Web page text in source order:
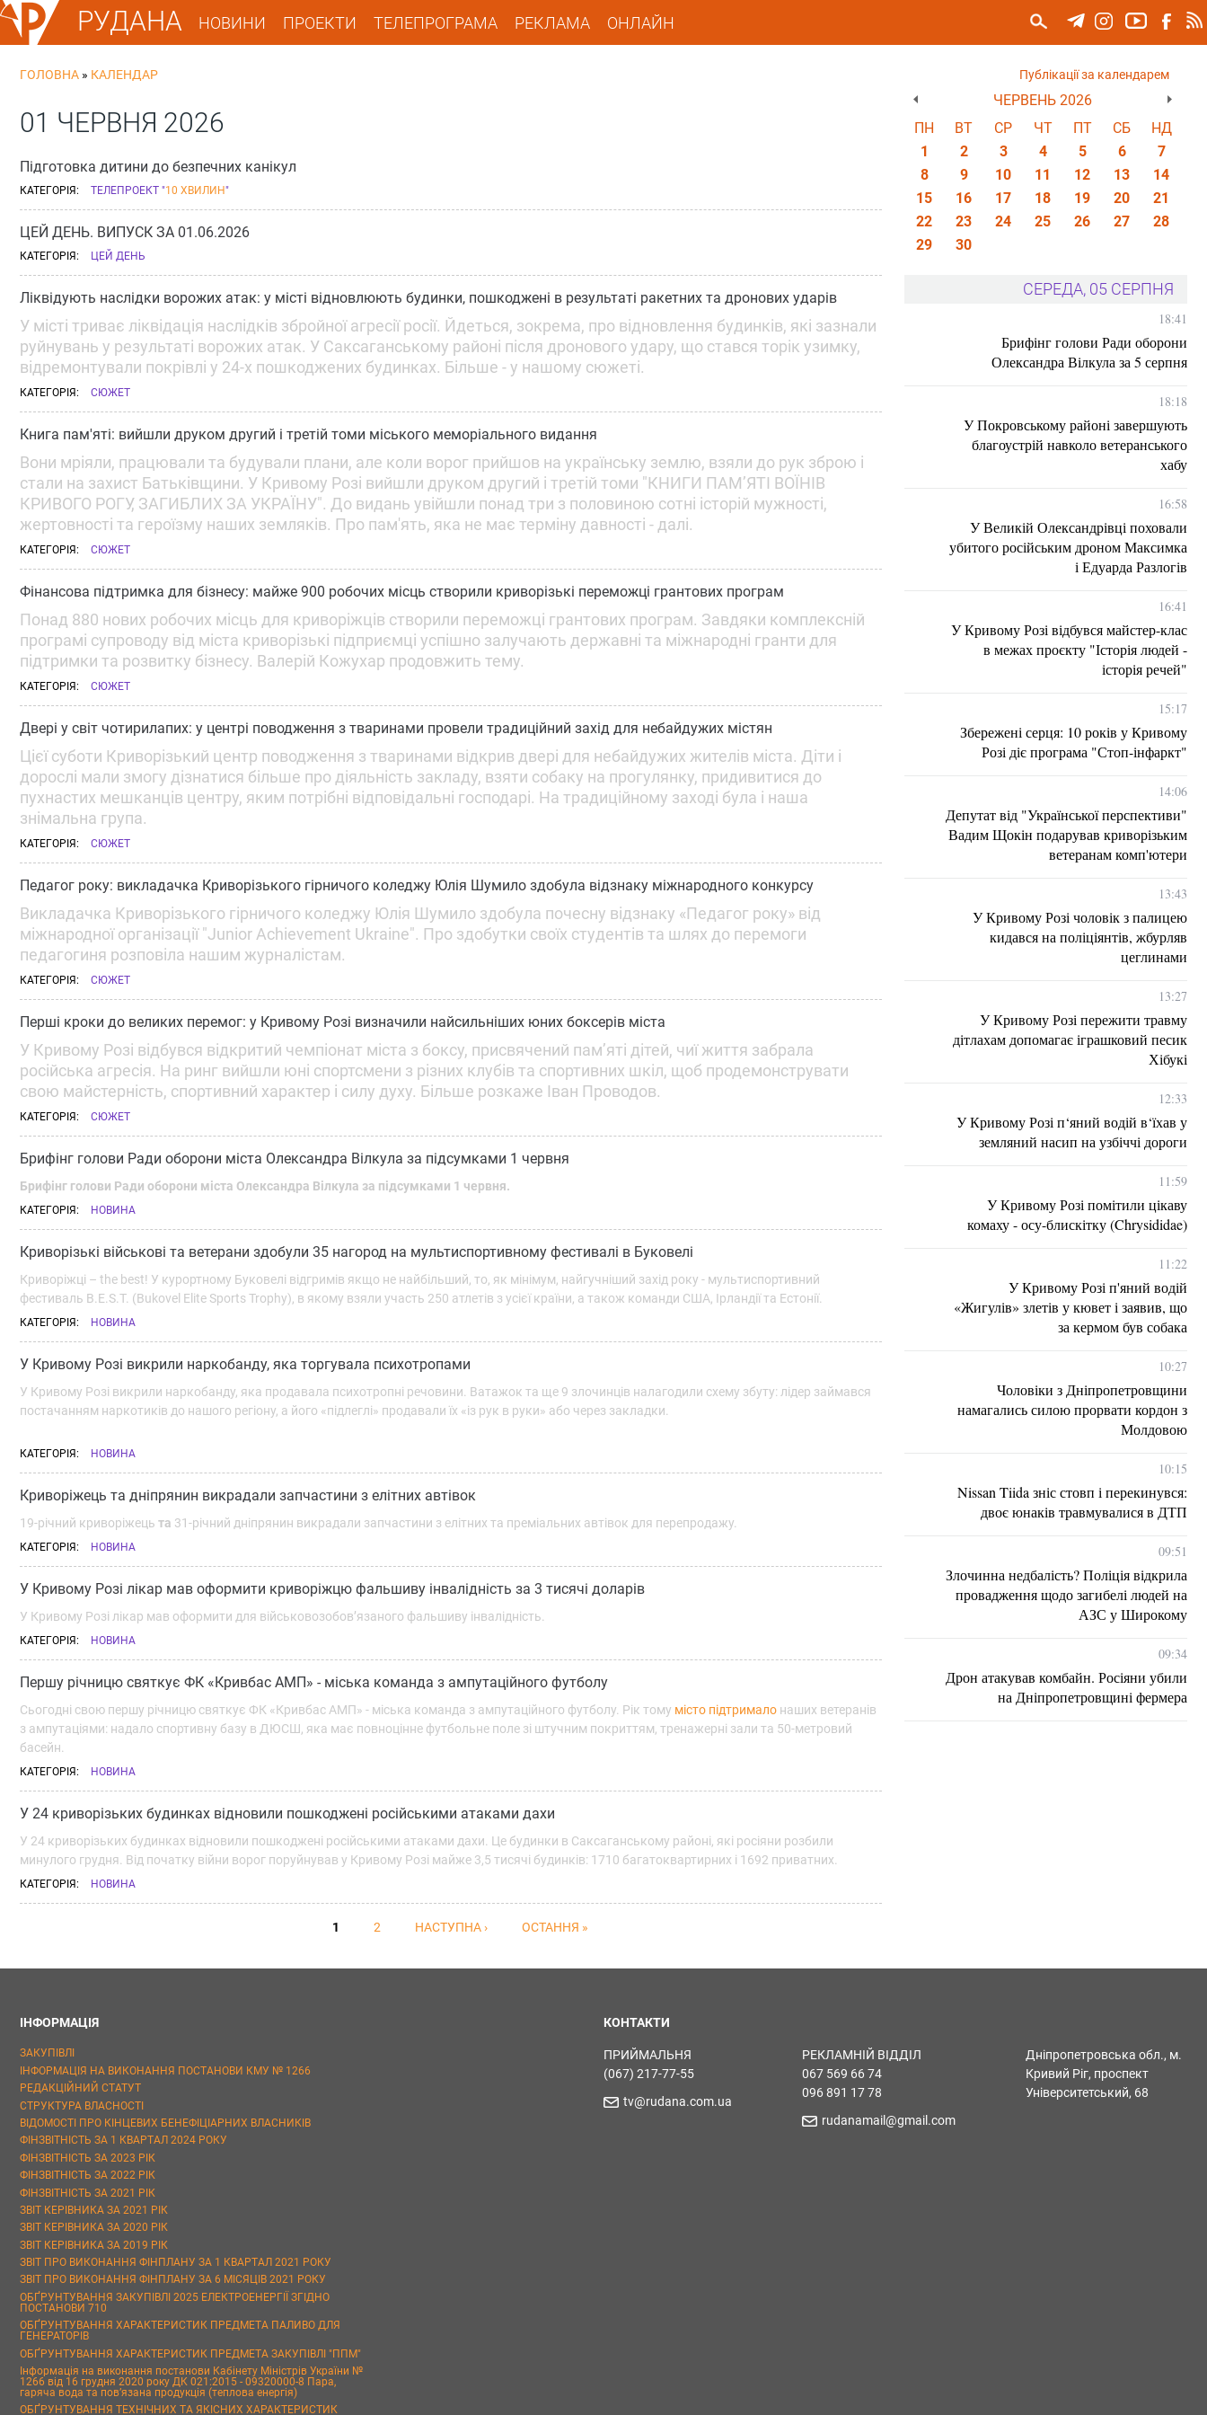
РУДАНА НОВИНИ ПРОЕКТИ ТЕЛЕПРОГРАМА РЕКЛАМА ОНЛАЙН
ГОЛОВНА » КАЛЕНДАР
01 ЧЕРВНЯ 2026
Підготовка дитини до безпечних канікул
КАТЕГОРІЯ: ТЕЛЕПРОЕКТ "10 ХВИЛИН"
ЦЕЙ ДЕНЬ. ВИПУСК ЗА 01.06.2026
КАТЕГОРІЯ: ЦЕЙ ДЕНЬ
Ліквідують наслідки ворожих атак: у місті відновлюють будинки, пошкоджені в результаті ракетних та дронових ударів
У місті триває ліквідація наслідків збройної агресії росії. Йдеться, зокрема, про відновлення будинків, які зазнали
руйнувань у результаті ворожих атак. У Саксаганському районі після дронового удару, що стався торік узимку,
відремонтували покрівлі у 24-х пошкоджених будинках. Більше - у нашому сюжеті.
КАТЕГОРІЯ: СЮЖЕТ
Книга пам'яті: вийшли друком другий і третій томи міського меморіального видання
Вони мріяли, працювали та будували плани, але коли ворог прийшов на українську землю, взяли до рук зброю і
стали на захист Батьківщини. У Кривому Розі вийшли друком другий і третій томи "КНИГИ ПАМ’ЯТІ ВОЇНІВ
КРИВОГО РОГУ, ЗАГИБЛИХ ЗА УКРАЇНУ". До видань увійшли понад три з половиною сотні історій мужності,
жертовності та героїзму наших земляків. Про пам'ять, яка не має терміну давності - далі.
КАТЕГОРІЯ: СЮЖЕТ
Фінансова підтримка для бізнесу: майже 900 робочих місць створили криворізькі переможці грантових програм
Понад 880 нових робочих місць для криворіжців створили переможці грантових програм. Завдяки комплексній
програмі супроводу від міста криворізькі підприємці успішно залучають державні та міжнародні гранти для
підтримки та розвитку бізнесу. Валерій Кожухар продовжить тему.
КАТЕГОРІЯ: СЮЖЕТ
Двері у світ чотирилапих: у центрі поводження з тваринами провели традиційний захід для небайдужих містян
Цієї суботи Криворізький центр поводження з тваринами відкрив двері для небайдужих жителів міста. Діти і
дорослі мали змогу дізнатися більше про діяльність закладу, взяти собаку на прогулянку, придивитися до
пухнастих мешканців центру, яким потрібні відповідальні господарі. На традиційному заході була і наша
знімальна група.
КАТЕГОРІЯ: СЮЖЕТ
Педагог року: викладачка Криворізького гірничого коледжу Юлія Шумило здобула відзнаку міжнародного конкурсу
Викладачка Криворізького гірничого коледжу Юлія Шумило здобула почесну відзнаку «Педагог року» від
міжнародної організації "Junior Achievement Ukraine". Про здобутки своїх студентів та шлях до перемоги
педагогиня розповіла нашим журналістам.
КАТЕГОРІЯ: СЮЖЕТ
Перші кроки до великих перемог: у Кривому Розі визначили найсильніших юних боксерів міста
У Кривому Розі відбувся відкритий чемпіонат міста з боксу, присвячений пам’яті дітей, чиї життя забрала
російська агресія. На ринг вийшли юні спортсмени з різних клубів та спортивних шкіл, щоб продемонструвати
свою майстерність, спортивний характер і силу духу. Більше розкаже Іван Проводов.
КАТЕГОРІЯ: СЮЖЕТ
Брифінг голови Ради оборони міста Олександра Вілкула за підсумками 1 червня
Брифінг голови Ради оборони міста Олександра Вілкула за підсумками 1 червня.
КАТЕГОРІЯ: НОВИНА
Криворізькі військові та ветерани здобули 35 нагород на мультиспортивному фестивалі в Буковелі
Криворіжці – the best! У курортному Буковелі відгримів якщо не найбільший, то, як мінімум, найгучніший захід року - мультиспортивний
фестиваль B.E.S.T. (Bukovel Elite Sports Trophy), в якому взяли участь 250 атлетів з усієї країни, а також команди США, Ірландії та Естонії.
КАТЕГОРІЯ: НОВИНА
У Кривому Розі викрили наркобанду, яка торгувала психотропами
У Кривому Розі викрили наркобанду, яка продавала психотропні речовини. Ватажок та ще 9 злочинців налагодили схему збуту: лідер займався
постачанням наркотиків до нашого регіону, а його «підлеглі» продавали їх «із рук в руки» або через закладки.
КАТЕГОРІЯ: НОВИНА
Криворіжець та дніпрянин викрадали запчастини з елітних автівок
19-річний криворіжець та 31-річний дніпрянин викрадали запчастини з елітних та преміальних автівок для перепродажу.
КАТЕГОРІЯ: НОВИНА
У Кривому Розі лікар мав оформити криворіжцю фальшиву інвалідність за 3 тисячі доларів
У Кривому Розі лікар мав оформити для військовозобов’язаного фальшиву інвалідність.
КАТЕГОРІЯ: НОВИНА
Першу річницю святкує ФК «Кривбас АМП» - міська команда з ампутаційного футболу
Сьогодні свою першу річницю святкує ФК «Кривбас АМП» - міська команда з ампутаційного футболу. Рік тому місто підтримало наших ветеранів
з ампутаціями: надало спортивну базу в ДЮСШ, яка має повноцінне футбольне поле зі штучним покриттям, тренажерні зали та 50-метровий
басейн.
КАТЕГОРІЯ: НОВИНА
У 24 криворізьких будинках відновили пошкоджені російськими атаками дахи
У 24 криворізьких будинках відновили пошкоджені російськими атаками дахи. Це будинки в Саксаганському районі, які росіяни розбили
минулого грудня. Від початку війни ворог поруйнував у Кривому Розі майже 3,5 тисячі будинків: 1710 багатоквартирних і 1692 приватних.
КАТЕГОРІЯ: НОВИНА
1 2 НАСТУПНА › ОСТАННЯ »
Публікації за календарем
ЧЕРВЕНЬ 2026
ПН
ВТ СР ЧТ ПТ СБ
НД
1
2 3 4 5 6
7
8
9 10 11 12 13
14
15
16 17 18 19 20
21
22
23 24 25 26 27
28
29
30
СЕРЕДА, 05 СЕРПНЯ
18:41
Брифінг голови Ради оборони
Олександра Вілкула за 5 серпня
18:18
У Покровському районі завершують
благоустрій навколо ветеранського
хабу
16:58
У Великій Олександрівці поховали
убитого російським дроном Максимка
і Едуарда Разлогів
16:41
У Кривому Розі відбувся майстер-клас
в межах проєкту "Історія людей -
історія речей"
15:17
Збережені серця: 10 років у Кривому
Розі діє програма "Стоп-інфаркт"
14:06
Депутат від "Української перспективи"
Вадим Щокін подарував криворізьким
ветеранам комп'ютери
13:43
У Кривому Розі чоловік з палицею
кидався на поліціянтів, жбурляв
цеглинами
13:27
У Кривому Розі пережити травму
дітлахам допомагає іграшковий песик
Хібукі
12:33
У Кривому Розі п‘яний водій в‘їхав у
земляний насип на узбіччі дороги
11:59
У Кривому Розі помітили цікаву
комаху - осу-блискітку (Chrysididae)
11:22
У Кривому Розі п'яний водій
«Жигулів» злетів у кювет і заявив, що
за кермом був собака
10:27
Чоловіки з Дніпропетровщини
намагались силою прорвати кордон з
Молдовою
10:15
Nissan Tiida зніс стовп і перекинувся:
двоє юнаків травмувалися в ДТП
09:51
Злочинна недбалість? Поліція відкрила
провадження щодо загибелі людей на
АЗС у Широкому
09:34
Дрон атакував комбайн. Росіяни убили
на Дніпропетровщині фермера
ІНФОРМАЦІЯ
ЗАКУПІВЛІ
ІНФОРМАЦІЯ НА ВИКОНАННЯ ПОСТАНОВИ КМУ № 1266
РЕДАКЦІЙНИЙ СТАТУТ
СТРУКТУРА ВЛАСНОСТІ
ВІДОМОСТІ ПРО КІНЦЕВИХ БЕНЕФІЦІАРНИХ ВЛАСНИКІВ
ФІНЗВІТНІСТЬ ЗА 1 КВАРТАЛ 2024 РОКУ
ФІНЗВІТНІСТЬ ЗА 2023 РІК
ФІНЗВІТНІСТЬ ЗА 2022 РІК
ФІНЗВІТНІСТЬ ЗА 2021 РІК
ЗВІТ КЕРІВНИКА ЗА 2021 РІК
ЗВІТ КЕРІВНИКА ЗА 2020 РІК
ЗВІТ КЕРІВНИКА ЗА 2019 РІК
ЗВІТ ПРО ВИКОНАННЯ ФІНПЛАНУ ЗА 1 КВАРТАЛ 2021 РОКУ
ЗВІТ ПРО ВИКОНАННЯ ФІНПЛАНУ ЗА 6 МІСЯЦІВ 2021 РОКУ
ОБҐРУНТУВАННЯ ЗАКУПІВЛІ 2025 ЕЛЕКТРОЕНЕРГІЇ ЗГІДНО
ПОСТАНОВИ 710
ОБҐРУНТУВАННЯ ХАРАКТЕРИСТИК ПРЕДМЕТА ПАЛИВО ДЛЯ
ГЕНЕРАТОРІВ
ОБҐРУНТУВАННЯ ХАРАКТЕРИСТИК ПРЕДМЕТА ЗАКУПІВЛІ "ППМ"
Інформація на виконання постанови Кабінету Міністрів України №
1266 від 16 грудня 2020 року ДК 021:2015 - 09320000-8 Пара,
гаряча вода та пов’язана продукція (теплова енергія)
ОБҐРУНТУВАННЯ ТЕХНІЧНИХ ТА ЯКІСНИХ ХАРАКТЕРИСТИК
КОНТАКТИ
ПРИЙМАЛЬНЯ
(067) 217-77-55
tv@rudana.com.ua
РЕКЛАМНІЙ ВІДДІЛ
067 569 66 74
096 891 17 78
rudanamail@gmail.com
Дніпропетровська обл., м.
Кривий Ріг, проспект
Університетський, 68